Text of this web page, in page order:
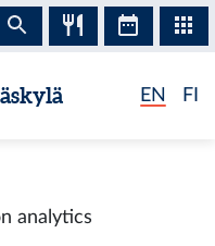
EN FI
analytics